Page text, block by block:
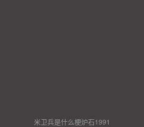
米卫兵是什么梗炉石1991